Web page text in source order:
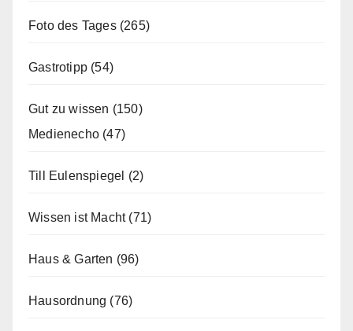
Foto des Tages(265)
Gastrotipp (54)
Gut zu wissen (150)
Medienecho (47)
Till Eulenspiegel (2)
Wissen ist Macht(71)
Haus & Garten (96)
Hausordnung (76)